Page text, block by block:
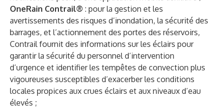
OneRain Contrail® : pour la gestion et les
avertissements des risques d’inondation, la sécurité des
barrages, et l’actionnement des portes des réservoirs,
Contrail fournit des informations sur les éclairs pour
garantir la sécurité du personnel d’intervention
d’urgence et identifier les tempêtes de convection plus
vigoureuses susceptibles d’exacerber les conditions
locales propices aux crues éclairs et aux niveaux d’eau
élevés ;